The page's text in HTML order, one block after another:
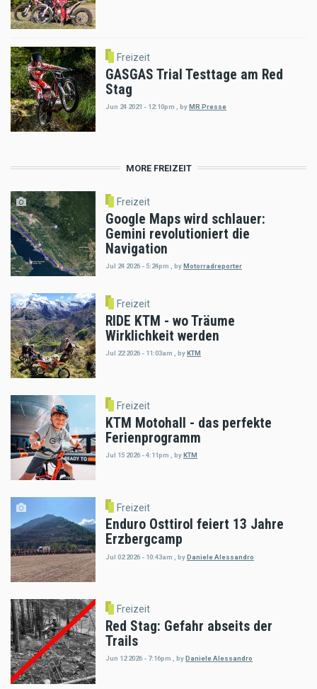
Freizeit
GASGAS Trial Testtage am Red
Stag
Jun 24 2021 - 12:10pm byMR Presse
MORE FREIZEIT
Freizeit
Google Maps wird schlauer:
Gemini revolutioniert die
Navigation
Jul 24 2026 - 5:24pm , byMotorradreporter
Freizeit
RIDE KTM - wo Träume
Wirklichkeit werden
Jul 22 2026 - 11:03am byKTM
Freizeit
KTM Motohall - das perfekte
Ferienprogramm
Jul 15 2026 - 4:11pm byKTM
Freizeit
Enduro Osttirol feiert 13 Jahre
Erzbergcamp
Jul 02 2026 - 10:43am byDaniele Alessandro
Freizeit
Red Stag: Gefahr abseits der
Trails
Jun 12 2026 - 7:16pm , by Daniele Alessandro